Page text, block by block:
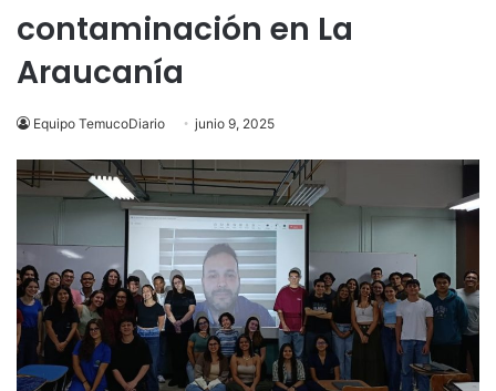
contaminación en La
Araucanía
Equipo TemucoDiario junio 9, 2025